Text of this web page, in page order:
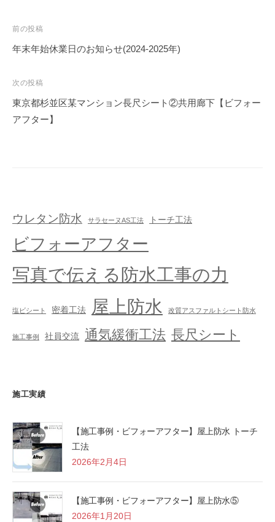
前の投稿
年末年始休業日のお知らせ(2024-2025年)
次の投稿
東京都杉並区某マンション長尺シート②共用廊下【ビフォー
アフター】
ウレタン防水 サラセーヌAS工法 トーチ工法
ビフォーアフター
写真で伝える防水工事の力
塩ビシート 密着工法 屋上防水 改質アスファルトシート防水
施工事例 社員交流 通気緩衝工法 長尺シート
施工実績
【施工事例・ビフォーアフター】屋上防水 トーチ
工法
2026年2月4日
【施工事例・ビフォーアフター】屋上防水⑤
2026年1月20日